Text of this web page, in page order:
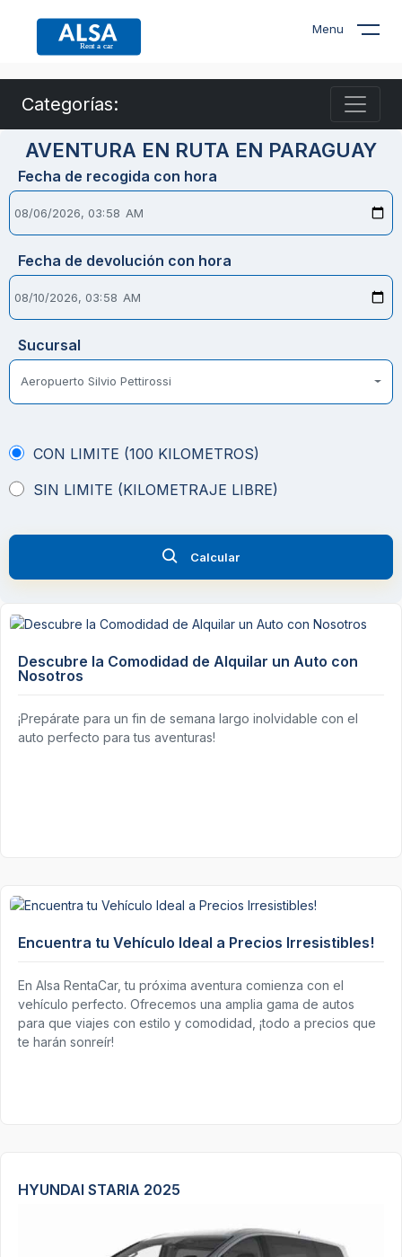
Menu
Categorías:
AVENTURA EN RUTA EN PARAGUAY
Fecha de recogida con hora
Fecha de devolución con hora
Sucursal
Aeropuerto Silvio Pettirossi
CON LIMITE (100 KILOMETROS)
SIN LIMITE (KILOMETRAJE LIBRE)
Calcular
Descubre la Comodidad de Alquilar un Auto con
Nosotros
¡Prepárate para un fin de semana largo inolvidable con el
auto perfecto para tus aventuras!
Encuentra tu Vehículo Ideal a Precios Irresistibles!
En Alsa RentaCar, tu próxima aventura comienza con el
vehículo perfecto. Ofrecemos una amplia gama de autos
para que viajes con estilo y comodidad, ¡todo a precios que
te harán sonreír!
HYUNDAI STARIA 2025